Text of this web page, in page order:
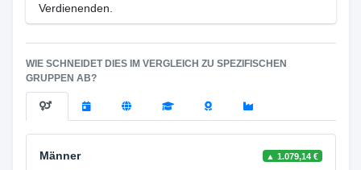
Verdienenden.
WIE SCHNEIDET DIES IM VERGLEICH ZU SPEZIFISCHEN
GRUPPEN AB?
Männer ▲ 1.079,14 €